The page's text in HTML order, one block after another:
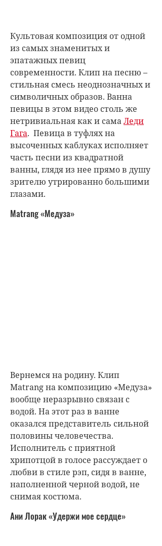
Культовая композиция от одной
из самых знаменитых и
эпатажных певиц
современности. Клип на песню –
стильная смесь неоднозначных и
символичных образов. Ванна
певицы в этом видео столь же
нетривиальная как и самаЛеди
Гага. Певица в туфлях на
высоченных каблуках исполняет
часть песни из квадратной
ванны, глядя из нее прямо в душу
зрителю утрированно большими
глазами.
Matrang «Медуза»
Вернемся на родину. Клип
Matrang на композицию «Медуза»
вообще неразрывно связан с
водой. На этот раз в ванне
оказался представитель сильной
половины человечества.
Исполнитель с приятной
хрипотцой в голосе рассуждает о
любви в стиле рэп, сидя в ванне,
наполненной черной водой, не
снимая костюма.
Ани Лорак «Удержи мое сердце»